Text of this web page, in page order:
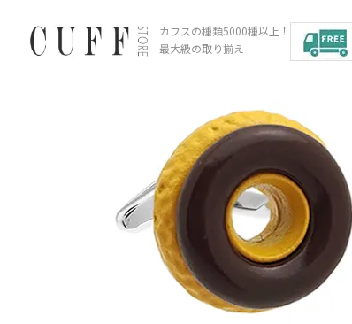
カフスの種類5000種以上！
最大級の取り揃え